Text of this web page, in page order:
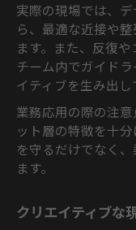
実際の現場では、
ら、最適な近接や
ます。また、反復や
チーム内でガイド
イティブを生み出し
業務応用の際の注
ット層の特徴を十
を守るだけでなく
ます。
クリエイティブな